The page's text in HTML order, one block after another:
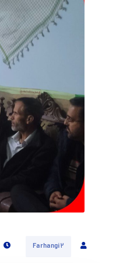
Farhangi2